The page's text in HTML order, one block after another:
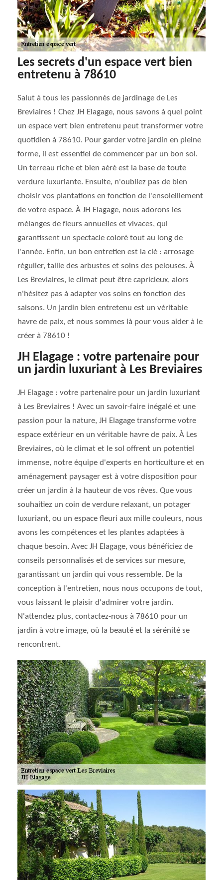
Les secrets d'un espace vert bien
entretenu à 78610
Salut à tous les passionnés de jardinage de Les
Breviaires ! Chez JH Elagage, nous savons à quel point
un espace vert bien entretenu peut transformer votre
quotidien à 78610. Pour garder votre jardin en pleine
forme, il est essentiel de commencer par un bon sol.
Un terreau riche et bien aéré est la base de toute
verdure luxuriante. Ensuite, n'oubliez pas de bien
choisir vos plantations en fonction de l'ensoleillement
de votre espace. À JH Elagage, nous adorons les
mélanges de fleurs annuelles et vivaces, qui
garantissent un spectacle coloré tout au long de
l'année. Enfin, un bon entretien est la clé : arrosage
régulier, taille des arbustes et soins des pelouses. À
Les Breviaires, le climat peut être capricieux, alors
n'hésitez pas à adapter vos soins en fonction des
saisons. Un jardin bien entretenu est un véritable
havre de paix, et nous sommes là pour vous aider à le
créer à 78610 !
JH Elagage : votre partenaire pour
un jardin luxuriant à Les Breviaires
JH Elagage : votre partenaire pour un jardin luxuriant
à Les Breviaires ! Avec un savoir-faire inégalé et une
passion pour la nature, JH Elagage transforme votre
espace extérieur en un véritable havre de paix. À Les
Breviaires, où le climat et le sol offrent un potentiel
immense, notre équipe d'experts en horticulture et en
aménagement paysager est à votre disposition pour
créer un jardin à la hauteur de vos rêves. Que vous
souhaitiez un coin de verdure relaxant, un potager
luxuriant, ou un espace fleuri aux mille couleurs, nous
avons les compétences et les plantes adaptées à
chaque besoin. Avec JH Elagage, vous bénéficiez de
conseils personnalisés et de services sur mesure,
garantissant un jardin qui vous ressemble. De la
conception à l'entretien, nous nous occupons de tout,
vous laissant le plaisir d'admirer votre jardin.
N'attendez plus, contactez-nous à 78610 pour un
jardin à votre image, où la beauté et la sérénité se
rencontrent.